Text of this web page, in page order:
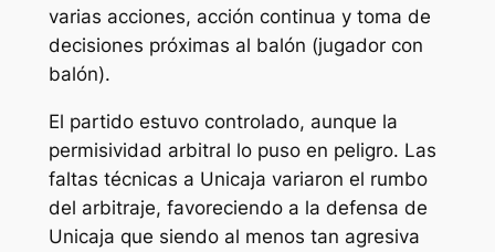
varias acciones, acción continua y toma de
decisiones próximas al balón (jugador con
balón).
El partido estuvo controlado, aunque la
permisividad arbitral lo puso en peligro. Las
faltas técnicas a Unicaja variaron el rumbo
del arbitraje, favoreciendo a la defensa de
Unicaja que siendo al menos tan agresiva